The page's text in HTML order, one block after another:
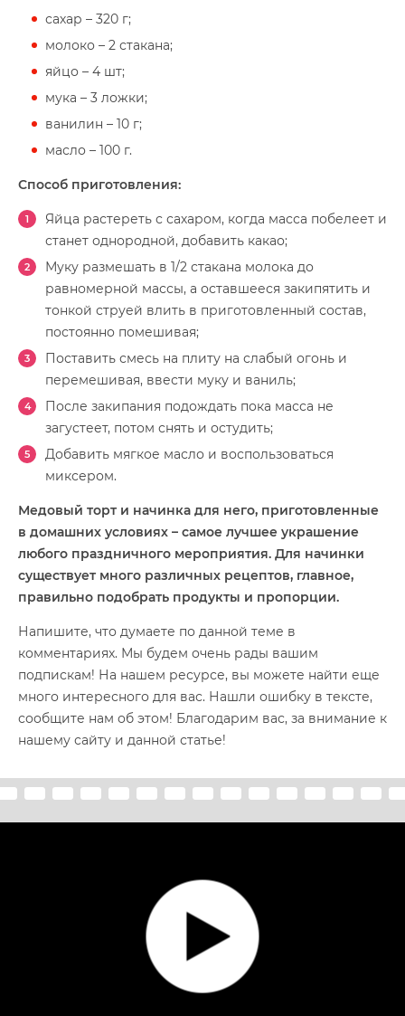
сахар – 320 г;
молоко – 2 стакана;
яйцо – 4 шт;
мука – 3 ложки;
ванилин – 10 г;
масло – 100 г.
Способ приготовления:
Яйца растереть с сахаром, когда масса побелеет и
станет однородной, добавить какао;
Муку размешать в 1/2 стакана молока до
равномерной массы, а оставшееся закипятить и
тонкой струей влить в приготовленный состав,
постоянно помешивая;
Поставить смесь на плиту на слабый огонь и
перемешивая, ввести муку и ваниль;
После закипания подождать пока масса не
загустеет, потом снять и остудить;
Добавить мягкое масло и воспользоваться
миксером.
Медовый торт и начинка для него, приготовленные
в домашних условиях – самое лучшее украшение
любого праздничного мероприятия. Для начинки
существует много различных рецептов, главное,
правильно подобрать продукты и пропорции.
Напишите, что думаете по данной теме в
комментариях. Мы будем очень рады вашим
подпискам! На нашем ресурсе, вы можете найти еще
много интересного для вас. Нашли ошибку в тексте,
сообщите нам об этом! Благодарим вас, за внимание к
нашему сайту и данной статье!